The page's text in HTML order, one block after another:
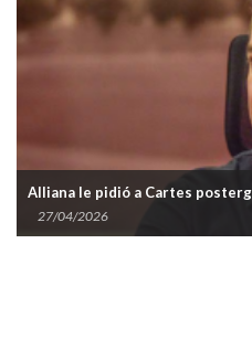
Alliana le pidió a Cartes
27/04/2026